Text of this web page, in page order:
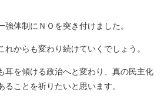
体制にＮＯを突き付けました。
からも変わり続けていくでしょう。
耳を傾ける政治へと変わり、真の民主化
ことを祈りたいと思います。